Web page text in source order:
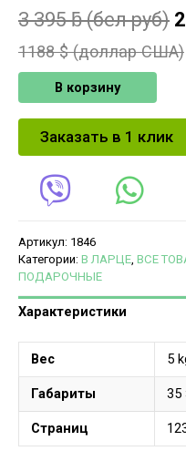
3 395ƃ(бел руб)
1188$ (доллар США)
В корзину
Заказать в 1 клик
Артикул: 1846
Категории: В ЛАРЦЕ, ВСЕ
ПОДАРОЧНЫЕ
Характеристики
Вес 5
Габариты 35
Страниц